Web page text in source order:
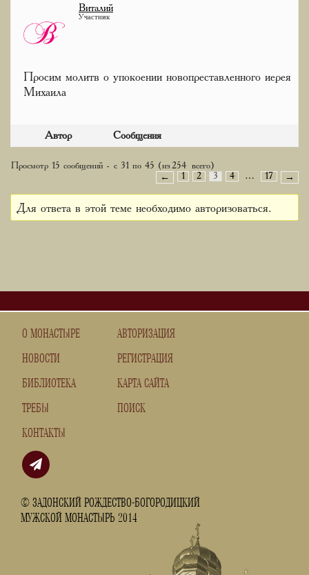
Виталий
Участник
Просим молитв о упокоении новопреставленного иерея
Михаила
Автор Сообщения
Просмотр 15 сообщений - с 31 по 45 (из 254 всего)
←
1 2 3 4 … 17 →
Для ответа в этой теме необходимо авторизоваться.
О МОНАСТЫРЕ
НОВОСТИ
БИБЛИОТЕКА
ТРЕБЫ
КОНТАКТЫ
© ЗАДОНСКИЙ РОЖДЕСТВО-БОГОРОДИЦКИЙ
МУЖСКОЙ МОНАСТЫРЬ 2014
АВТОРИЗАЦИЯ
РЕГИСТРАЦИЯ
КАРТА САЙТА
ПОИСК